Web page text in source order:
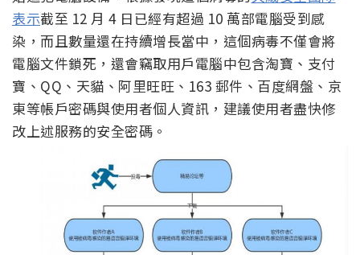
表示截至 12 月 4 日已經有超過 10 萬部電腦受到感
染，而且數量還在持續增長當中，這個病毒不僅會將
電腦文件鎖死，還會竊取用戶電腦中包含淘寶、支付
寶、QQ、天貓、阿里旺旺、163 郵件、百度網盤、京
東等帳戶密碼與使用者個人資訊，建議使用者盡快修
改上述服務的安全密碼。